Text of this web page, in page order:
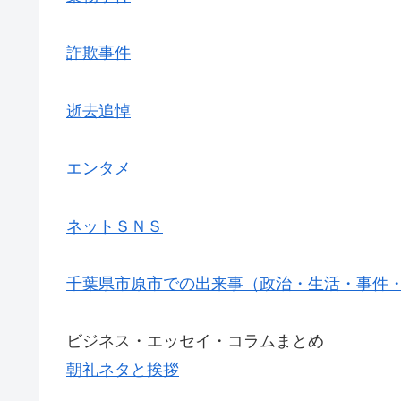
詐欺事件
逝去追悼
エンタメ
ネットＳＮＳ
千葉県市原市での出来事（政治・生活・事件
ビジネス・エッセイ・コラムまとめ
朝礼ネタと挨拶